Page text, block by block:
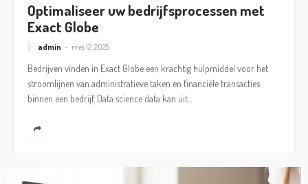
Optimaliseer uw bedrijfsprocessen met
Exact Globe
admin mei 12, 2025
Bedrijven vinden in Exact Globe een krachtig hulpmiddel voor het
stroomlijnen van administratieve taken en financiële transacties
binnen een bedrijf. Data science data kan uit...